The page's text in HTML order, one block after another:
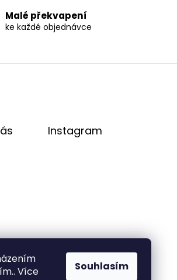
Více
Souhlasím
á
d
a
p
Malé překvapení
ke každé objednávce
Instagram
Sledovat na